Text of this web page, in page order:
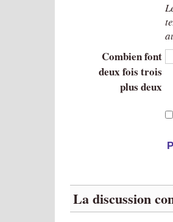
Combien font
deux fois trois
plus deux
La discussion